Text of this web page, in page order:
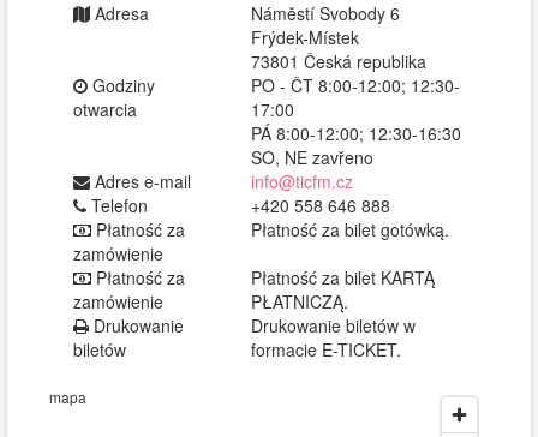
Adresa
Náměstí Svobody 6
Frýdek-Místek
73801 Česká republika
Godziny
otwarcia
PO - ČT 8:00-12:00; 12:30-
17:00
PÁ 8:00-12:00; 12:30-16:30
SO, NE zavřeno
Adres e-mail
info@ticfm.cz
Telefon
+420 558 646 888
Płatność za
zamówienie
Płatność za bilet gotówką.
Płatność za
zamówienie
Płatność za bilet KARTĄ
PŁATNICZĄ.
Drukowanie
biletów
Drukowanie biletów w
formacie E-TICKET.
mapa